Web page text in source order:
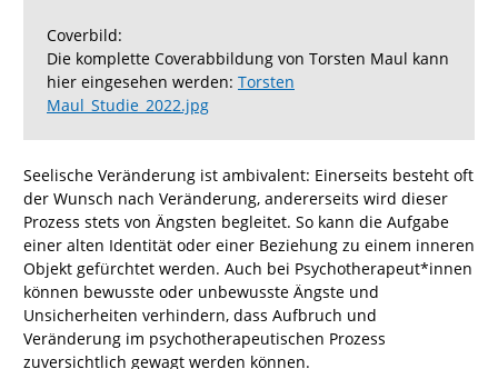
Coverbild:
Die komplette Coverabbildung von Torsten Maul kann
hier eingesehen werden: Torsten
Maul_Studie_2022.jpg
Seelische Veränderung ist ambivalent: Einerseits besteht oft
der Wunsch nach Veränderung, andererseits wird dieser
Prozess stets von Ängsten begleitet. So kann die Aufgabe
einer alten Identität oder einer Beziehung zu einem inneren
Objekt gefürchtet werden. Auch bei Psychotherapeut*innen
können bewusste oder unbewusste Ängste und
Unsicherheiten verhindern, dass Aufbruch und
Veränderung im psychotherapeutischen Prozess
zuversichtlich gewagt werden können.